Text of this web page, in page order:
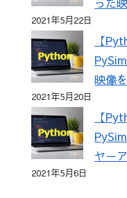
2021年5月22日
【
映像
2021年5月20日
【
ヤー
2021年5月6日